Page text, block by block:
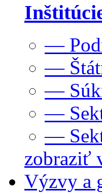
—
—
—
—
—
zobraziť
Výzvy a